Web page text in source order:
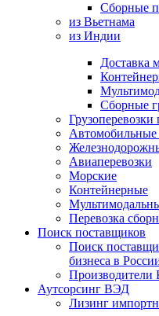
Сборные
из Вьетнама
из Индии
Доставка
Сборные
Автомобильные
Авиаперевозки
Морские
Контейнерные
Перевозка
Поиск поставщиков
Поиск
бизнеса в
Производители
Аутсорсинг ВЭД
Лизинг